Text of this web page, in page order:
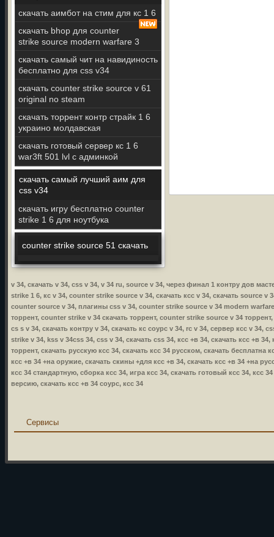
скачать аимбот на стим для кс 1 6
скачать bhop для counter
strike source modern warfare 3
скачать самый чит на навидиность
бесплатно для css v34
скачать counter strike source v 61
original no steam
скачать торрент контр страйк 1 6
украино молдавская
скачать готовый сервер кс 1 6
war3ft 501 lvl с админкой
скачать самый лучший аим для
css v34
скачать игру бесплатно counter
strike 1 6 для ноутбука
counter strike source 51 скачать
v 34, скачать v 34, css v 34, v 34 ru, source v 34, через финал 1 контру дов
strike 1 6, кс v 34, counter strike source v 34, скачать ксс v 34, скачать source
counter source v 34, плагины css v 34, counter strike source v 34 modern
торрент, counter strike v 34 скачать торрент, counter strike source v 34
cs s v 34, скачать контру v 34, скачать кс соурс v 34, rc v 34, сервер ксс v 34,
strike v 34, kss v 34css 34, css v 34, скачать css 34, ксс +в 34, скачать ксс +в
торрент, скачать русскую ксс 34, скачать ксс 34 русском, скачать бесплатна
ксс +в 34 +на оружие, скачать скины +для ксс +в 34, скачать ксс +в 34 +на
ксс 34 стандартную, сборка ксс 34, игра ксс 34, скачать готовый ксс 34, ксс
версию, скачать ксс +в 34 соурс, ксс 34
Сервисы